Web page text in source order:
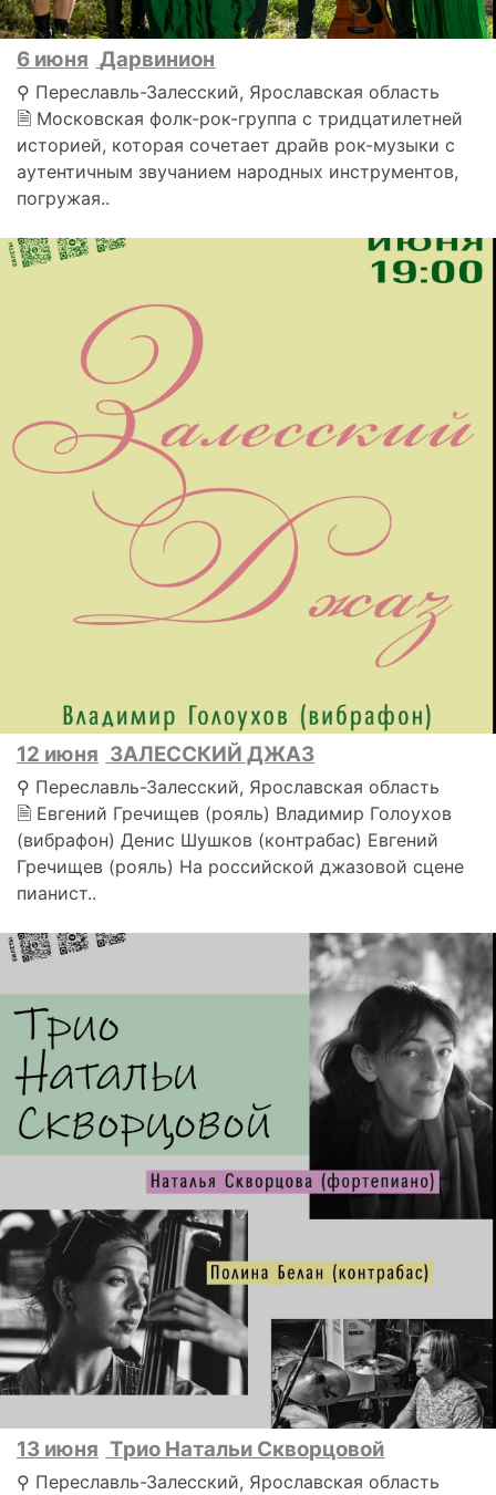
6 июня Дарвинион
⚲ Переславль-Залесский, Ярославская область
🗎 Московская фолк-рок-группа с тридцатилетней
историей, которая сочетает драйв рок-музыки с
аутентичным звучанием народных инструментов,
погружая..
12 июня ЗАЛЕССКИЙ ДЖАЗ
⚲ Переславль-Залесский, Ярославская область
🗎 Евгений Гречищев (рояль) Владимир Голоухов
(вибрафон) Денис Шушков (контрабас) Евгений
Гречищев (рояль) На российской джазовой сцене
пианист..
13 июня Трио Натальи Скворцовой
⚲ Переславль-Залесский, Ярославская область